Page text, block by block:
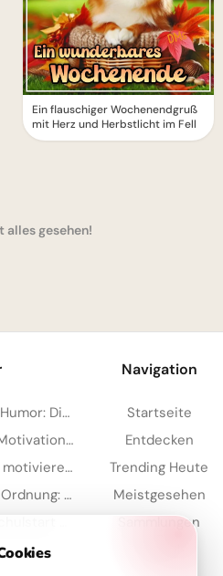
Ein flauschiger Wochenendgruß
mit Herz und Herbstlicht im Fell
alles gesehen!
Schulstart-Motivation mit Humor: Die besten Sprüche für TikTok
Jeder kleine Schritt zählt: Motivation für den Schulstart auf Instagram.
Geduld zahlt sich aus: Eine motivierende Schulweisheit für dein Pinterest Board
Süßes Eichhörnchen lehrt Ordnung: Motivierende Schulstart-Bilder für TikTok
Navigation
Startseite
Entdecken
Trending Heute
Meistgesehen
Sammlungen